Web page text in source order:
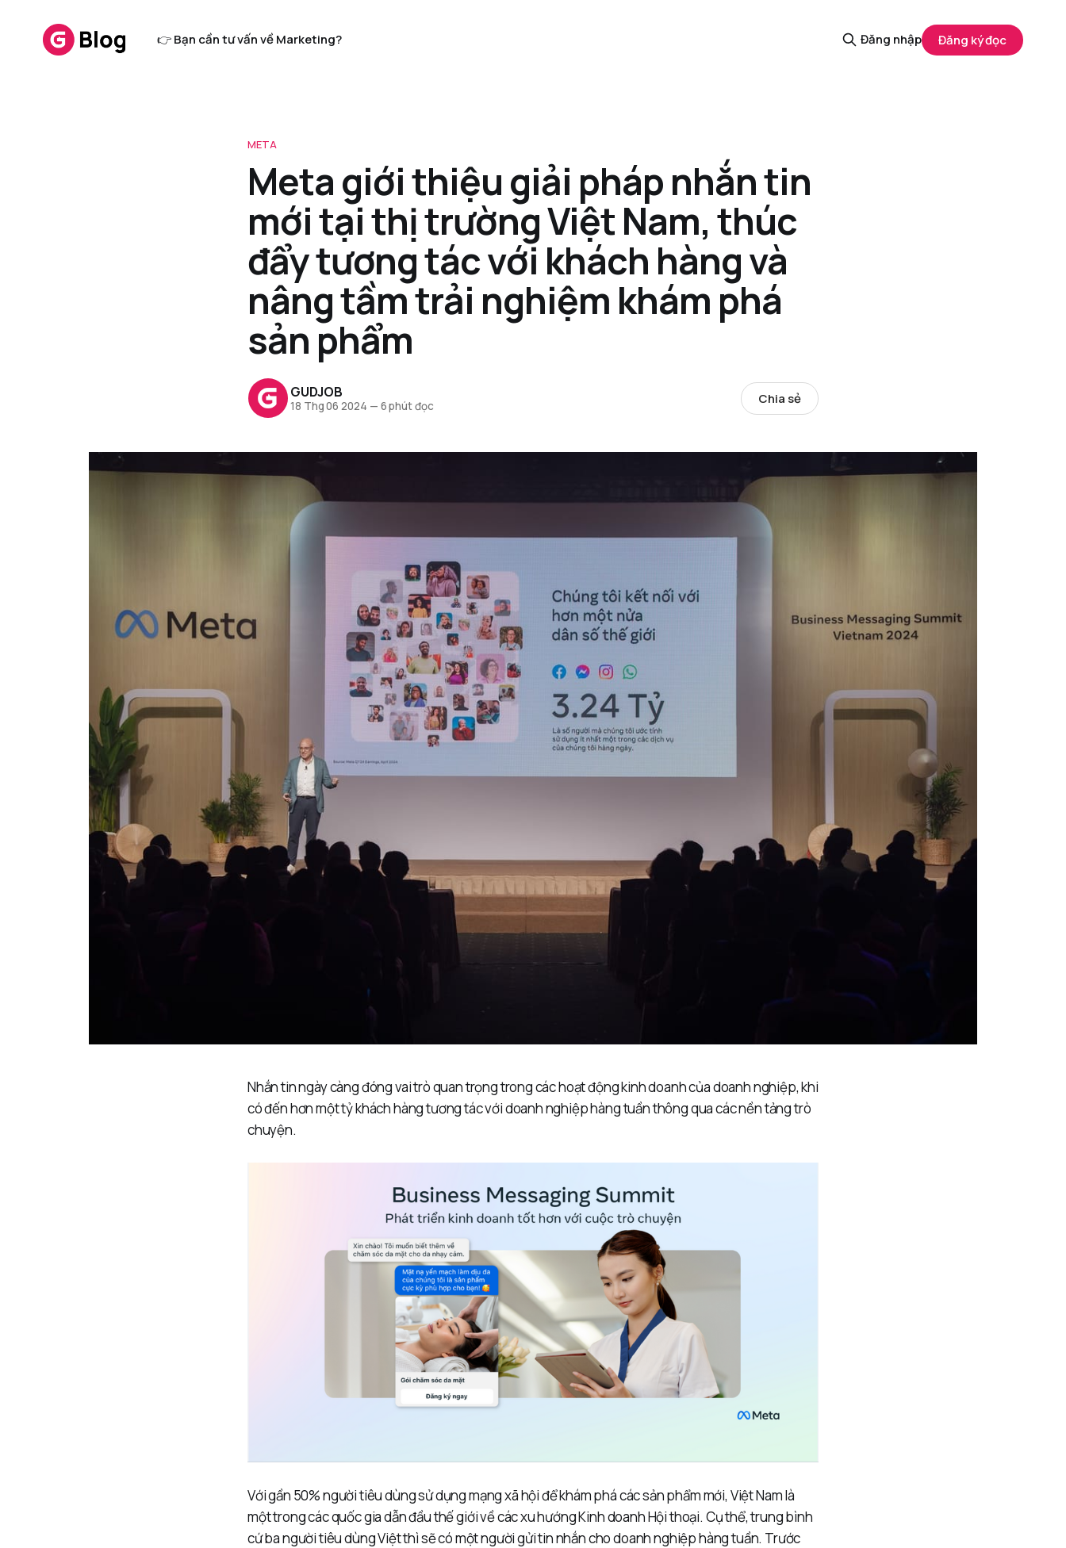
👉 Bạn cần tư vấn về Marketing? Đăng nhập Đăng ký đọc
META
Meta giới thiệu giải pháp nhắn tin
mới tại thị trường Việt Nam, thúc
đẩy tương tác với khách hàng và
nâng tầm trải nghiệm khám phá
sản phẩm
GUDJOB
18 Thg 06 2024 — 6 phút đọc Chia sẻ
Nhắn tin ngày càng đóng vai trò quan trọng trong các hoạt động kinh doanh của doanh nghiệp, khi
có đến hơn một tỷ khách hàng tương tác với doanh nghiệp hàng tuần thông qua các nền tảng trò
chuyện.
Với gần 50% người tiêu dùng sử dụng mạng xã hội để khám phá các sản phẩm mới, Việt Nam là
một trong các quốc gia dẫn đầu thế giới về các xu hướng Kinh doanh Hội thoại. Cụ thể, trung bình
cứ ba người tiêu dùng Việt thì sẽ có một người gửi tin nhắn cho doanh nghiệp hàng tuần. Trước